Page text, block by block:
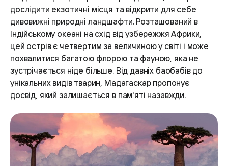
дослідити екзотичні місця та відкрити для себе
дивовижні природні ландшафти. Розташований в
Індійському океані на схід від узбережжя Африки,
цей острів є четвертим за величиною у світі і може
похвалитися багатою флорою та фауною, яка не
зустрічається ніде більше. Від давніх баобабів до
унікальних видів тварин, Мадагаскар пропонує
досвід, який залишається в пам'яті назавжди.